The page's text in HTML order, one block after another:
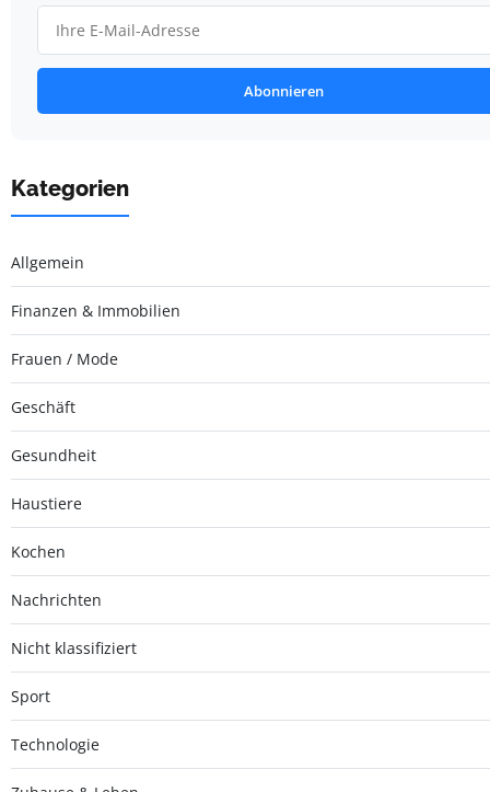
Abonnieren
Kategorien
Allgemein
Finanzen & Immobilien
Frauen / Mode
Geschäft
Gesundheit
Haustiere
Kochen
Nachrichten
Nicht klassifiziert
Sport
Technologie